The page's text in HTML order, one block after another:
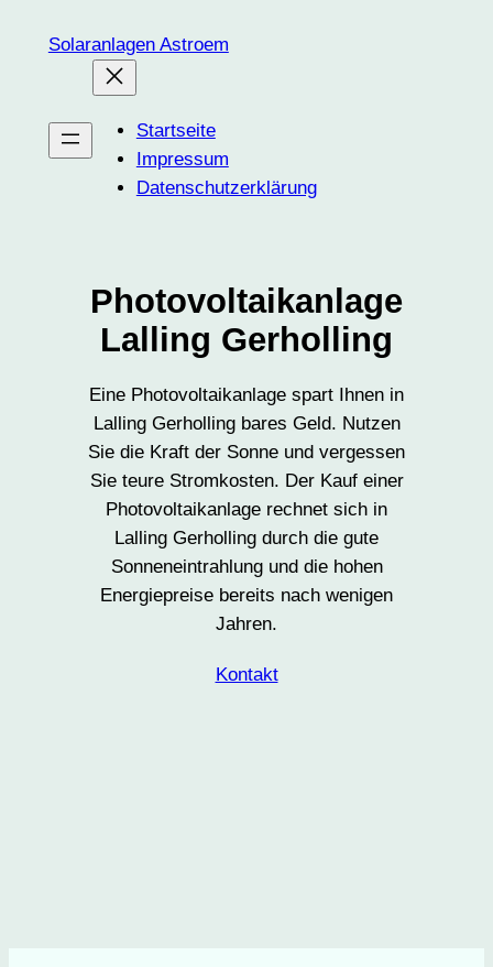
InhaltSolaranlagen Astroem
Startseite
Impressum
Datenschutzerklärung
Photovoltaikanlage
Lalling Gerholling
Eine Photovoltaikanlage spart Ihnen in
Lalling Gerholling bares Geld. Nutzen
Sie die Kraft der Sonne und vergessen
Sie teure Stromkosten. Der Kauf einer
Photovoltaikanlage rechnet sich in
Lalling Gerholling durch die gute
Sonneneintrahlung und die hohen
Energiepreise bereits nach wenigen
Jahren.
Kontakt